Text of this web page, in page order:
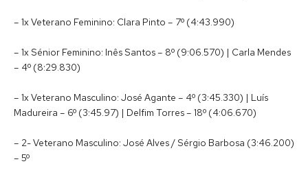
– 1x Veterano Feminino: Clara Pinto – 7º (4:43.990)
– 1x Sénior Feminino: Inês Santos – 8º (9:06.570) | Carla Mendes
– 4º (8:29.830)
– 1x Veterano Masculino: José Agante – 4º (3:45.330) | Luís
Madureira – 6º (3:45.97) | Delfim Torres – 18º (4:06.670)
– 2- Veterano Masculino: José Alves / Sérgio Barbosa (3:46.200)
– 5º